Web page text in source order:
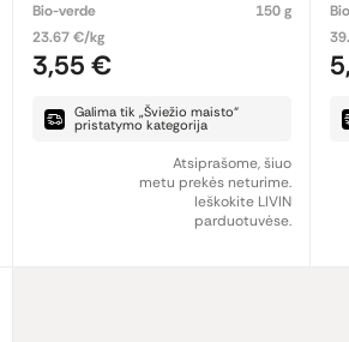
Bio-verde
150 g
23.67 €/kg
3,55 €
Galima tik „Šviežio maisto“
pristatymo kategorija
Atsiprašome, šiuo
metu prekės neturime.
Ieškokite LIVIN
parduotuvėse.